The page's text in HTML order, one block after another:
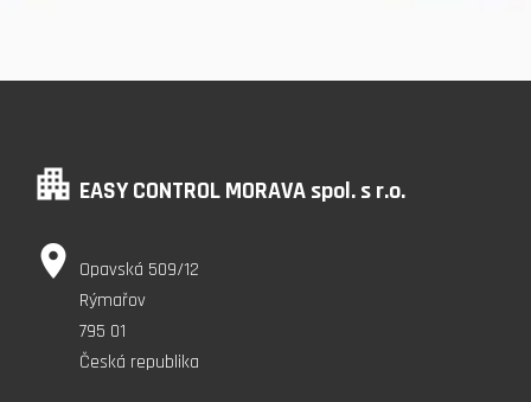
apartment EASY CONTROL MORAVA spol. s r.o.
place Opavská 509/12
Rýmařov
795 01
Česká republika